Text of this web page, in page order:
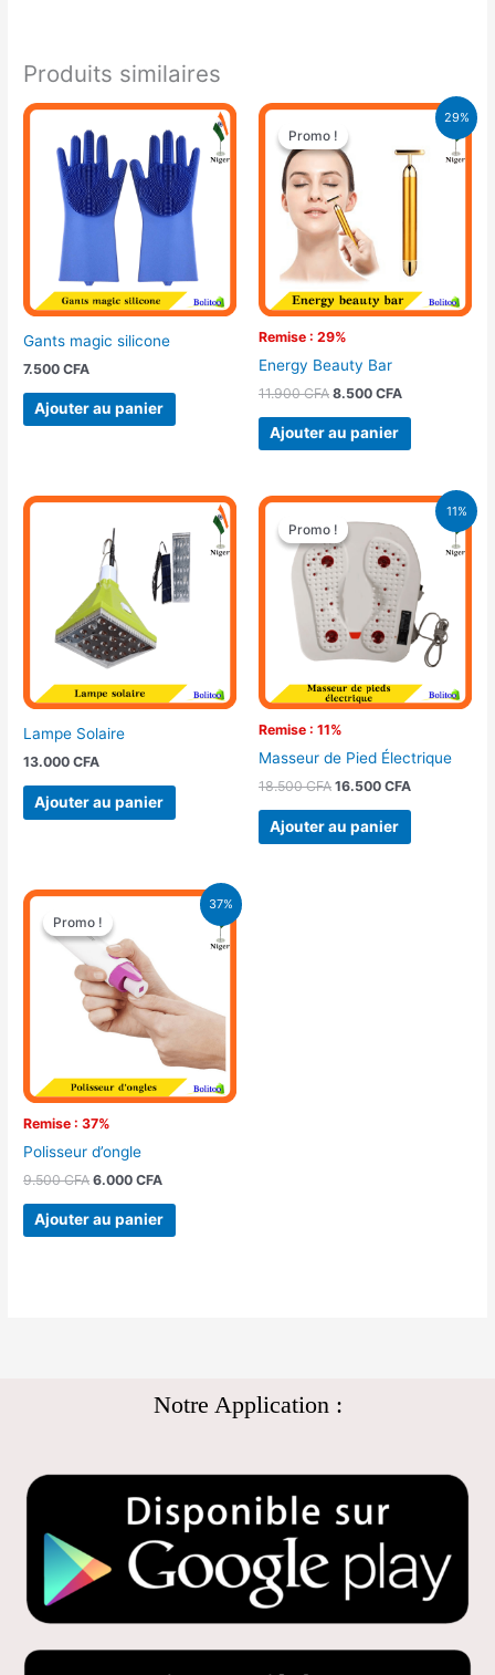
Produits similaires
Gants magic silicone
7.500CFA
Ajouter au panier
29%
Promo !
Remise : 29%
Promo !
Energy Beauty Bar
11.900CFA
Le
prix
initial
était :
11.900 CFA.
8.500 CFA
Le
est :
8.500 CFA.
Ajouter au panier
Lampe Solaire
13.000CFA
Ajouter au panier
11%
Promo !
Remise : 11%
Promo !
Masseur de Pied Électrique
18.500CFA
Le
prix
initial
était :
18.500 CFA.
16.500 CFA
Le
actuel
est :
16.500 CFA.
Ajouter au panier
37%
Promo !
Remise : 37%
Promo !
Polisseur d’ongle
9.500CFA
Le
prix
initial
était :
9.500 CFA.
6.000CFA
Le
Ajouter au panier
Notre Application :